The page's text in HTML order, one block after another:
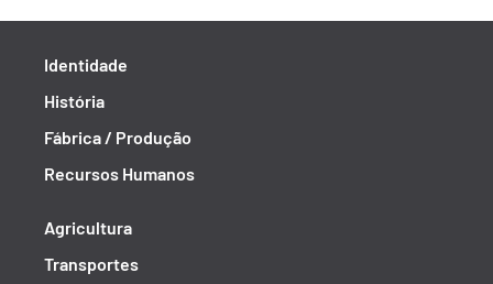
Identidade
História
Fábrica / Produção
Recursos Humanos
Agricultura
Transportes